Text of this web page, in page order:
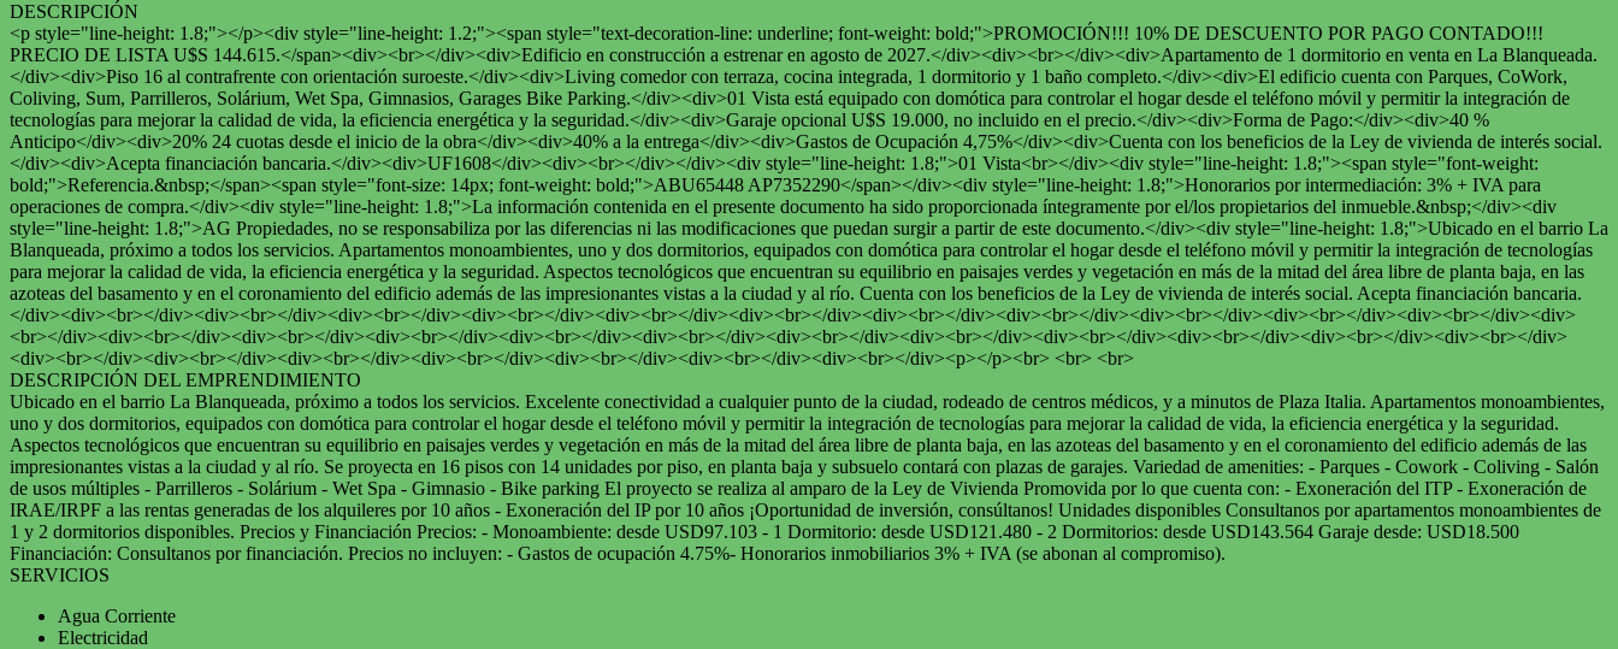
DESCRIPCIÓN
<p style="line-height: 1.8;"></p><div style="line-height: 1.2;"><span style="text-decoration-line: underline; font-weight: bold;">PROMOCIÓN!!! 10% DE DESCUENTO POR PAGO CONTADO!!!
PRECIO DE LISTA U$S 144.615.</span><div><br></div><div>Edificio en construcción a estrenar en agosto de 2027.</div><div><br></div><div>Apartamento de 1 dormitorio en venta en La Blanqueada.
</div><div>Piso 16 al contrafrente con orientación suroeste.</div><div>Living comedor con terraza, cocina integrada, 1 dormitorio y 1 baño completo.</div><div>El edificio cuenta con Parques, CoWork,
Coliving, Sum, Parrilleros, Solárium, Wet Spa, Gimnasios, Garages Bike Parking.</div><div>01 Vista está equipado con domótica para controlar el hogar desde el teléfono móvil y permitir la integración de
tecnologías para mejorar la calidad de vida, la eficiencia energética y la seguridad.</div><div>Garaje opcional U$S 19.000, no incluido en el precio.</div><div>Forma de Pago:</div><div>40 %
Anticipo</div><div>20% 24 cuotas desde el inicio de la obra</div><div>40% a la entrega</div><div>Gastos de Ocupación 4,75%</div><div>Cuenta con los beneficios de la Ley de vivienda de interés social.
</div><div>Acepta financiación bancaria.</div><div>UF1608</div><div><br></div></div><div style="line-height: 1.8;">01 Vista<br></div><div style="line-height: 1.8;"><span style="font-weight:
bold;">Referencia.&nbsp;</span><span style="font-size: 14px; font-weight: bold;">ABU65448 AP7352290</span></div><div style="line-height: 1.8;">Honorarios por intermediación: 3% + IVA para
operaciones de compra.</div><div style="line-height: 1.8;">La información contenida en el presente documento ha sido proporcionada íntegramente por el/los propietarios del inmueble.&nbsp;</div><div
style="line-height: 1.8;">AG Propiedades, no se responsabiliza por las diferencias ni las modificaciones que puedan surgir a partir de este documento.</div><div style="line-height: 1.8;">Ubicado en el barrio La
Blanqueada, próximo a todos los servicios. Apartamentos monoambientes, uno y dos dormitorios, equipados con domótica para controlar el hogar desde el teléfono móvil y permitir la integración de tecnologías
para mejorar la calidad de vida, la eficiencia energética y la seguridad. Aspectos tecnológicos que encuentran su equilibrio en paisajes verdes y vegetación en más de la mitad del área libre de planta baja, en las
azoteas del basamento y en el coronamiento del edificio además de las impresionantes vistas a la ciudad y al río. Cuenta con los beneficios de la Ley de vivienda de interés social. Acepta financiación bancaria.
</div><div><br></div><div><br></div><div><br></div><div><br></div><div><br></div><div><br></div><div><br></div><div><br></div><div><br></div><div><br></div><div><br></div><div>
<br></div><div><br></div><div><br></div><div><br></div><div><br></div><div><br></div><div><br></div><div><br></div><div><br></div><div><br></div><div><br></div><div><br></div>
<div><br></div><div><br></div><div><br></div><div><br></div><div><br></div><div><br></div><div><br></div><p></p><br> <br> <br>
DESCRIPCIÓN DEL EMPRENDIMIENTO
Ubicado en el barrio La Blanqueada, próximo a todos los servicios. Excelente conectividad a cualquier punto de la ciudad, rodeado de centros médicos, y a minutos de Plaza Italia. Apartamentos monoambientes,
uno y dos dormitorios, equipados con domótica para controlar el hogar desde el teléfono móvil y permitir la integración de tecnologías para mejorar la calidad de vida, la eficiencia energética y la seguridad.
Aspectos tecnológicos que encuentran su equilibrio en paisajes verdes y vegetación en más de la mitad del área libre de planta baja, en las azoteas del basamento y en el coronamiento del edificio además de las
impresionantes vistas a la ciudad y al río. Se proyecta en 16 pisos con 14 unidades por piso, en planta baja y subsuelo contará con plazas de garajes. Variedad de amenities: - Parques - Cowork - Coliving - Salón
de usos múltiples - Parrilleros - Solárium - Wet Spa - Gimnasio - Bike parking El proyecto se realiza al amparo de la Ley de Vivienda Promovida por lo que cuenta con: - Exoneración del ITP - Exoneración de
IRAE/IRPF a las rentas generadas de los alquileres por 10 años - Exoneración del IP por 10 años ¡Oportunidad de inversión, consúltanos! Unidades disponibles Consultanos por apartamentos monoambientes de
1 y 2 dormitorios disponibles. Precios y Financiación Precios: - Monoambiente: desde USD97.103 - 1 Dormitorio: desde USD121.480 - 2 Dormitorios: desde USD143.564 Garaje desde: USD18.500
Financiación: Consultanos por financiación. Precios no incluyen: - Gastos de ocupación 4.75%- Honorarios inmobiliarios 3% + IVA (se abonan al compromiso).
SERVICIOS
Agua Corriente
Electricidad